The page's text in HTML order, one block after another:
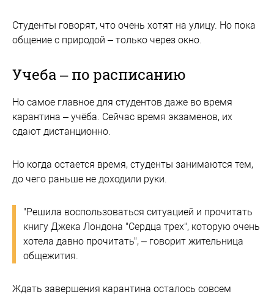
Студенты говорят, что очень хотят на улицу. Но пока
общение с природой – только через окно.
Учеба – по расписанию
Но самое главное для студентов даже во время
карантина – учёба. Сейчас время экзаменов, их
сдают дистанционно.
Но когда остается время, студенты занимаются тем,
до чего раньше не доходили руки.
"Решила воспользоваться ситуацией и прочитать
книгу Джека Лондона "Сердца трех", которую очень
хотела давно прочитать", – говорит жительница
общежития.
Ждать завершения карантина осталось совсем